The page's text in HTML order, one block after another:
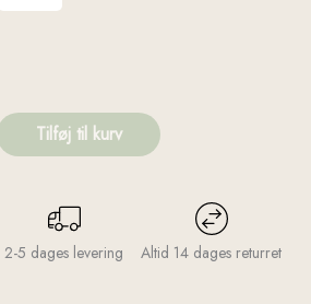
Tilføj til kurv
2-5 dages levering Altid 14 dages returret